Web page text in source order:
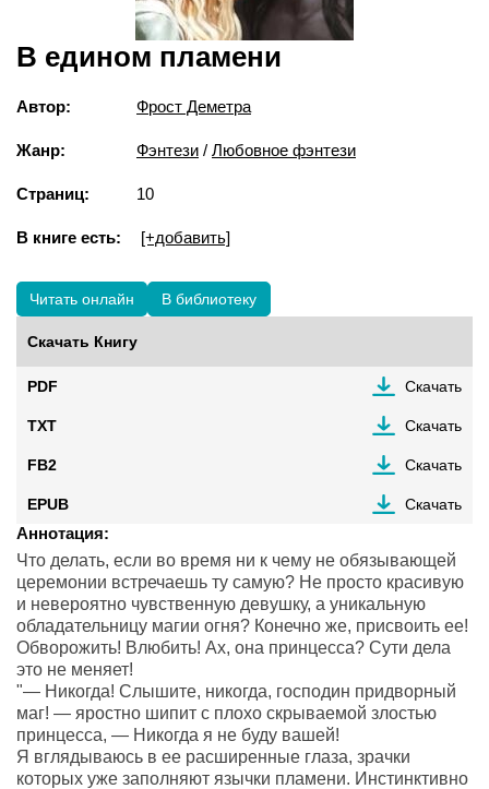
В едином пламени
Автор: Фрост Деметра
Жанр: Фэнтези / Любовное фэнтези
Страниц: 10
В книге есть: [+добавить]
Читать онлайн В библиотеку
Скачать Книгу
PDF Скачать
TXT Скачать
FB2 Скачать
EPUB Скачать
Аннотация:
Что делать, если во время ни к чему не обязывающей
церемонии встречаешь ту самую? Не просто красивую
и невероятно чувственную девушку, а уникальную
обладательницу магии огня? Конечно же, присвоить ее!
Обворожить! Влюбить! Ах, она принцесса? Сути дела
это не меняет!
"— Никогда! Слышите, никогда, господин придворный
маг! — яростно шипит с плохо скрываемой злостью
принцесса, — Никогда я не буду вашей!
Я вглядываюсь в ее расширенные глаза, зрачки
которых уже заполняют язычки пламени. Инстинктивно